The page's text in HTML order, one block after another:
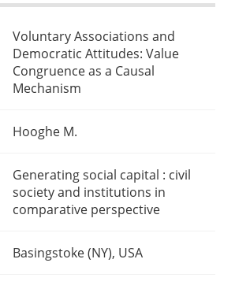
Voluntary Associations and
Democratic Attitudes: Value
Congruence as a Causal
Mechanism
Hooghe M.
Generating social capital : civil
society and institutions in
comparative perspective
Basingstoke (NY), USA